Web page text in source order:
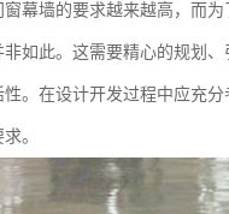
幕墙的要求越来越高，而
如此。这需要精心的规划
。在设计开发过程中应充
。